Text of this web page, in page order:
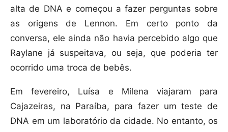
alta de DNA e começou a fazer perguntas sobre
as origens de Lennon. Em certo ponto da
conversa, ele ainda não havia percebido algo que
Raylane já suspeitava, ou seja, que poderia ter
ocorrido uma troca de bebês.
Em fevereiro, Luísa e Milena viajaram para
Cajazeiras, na Paraíba, para fazer um teste de
DNA em um laboratório da cidade. No entanto, os